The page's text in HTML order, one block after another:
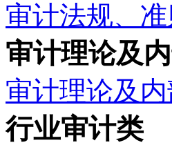
审计法规、准
审计理论及
审计理论及
行业审计类